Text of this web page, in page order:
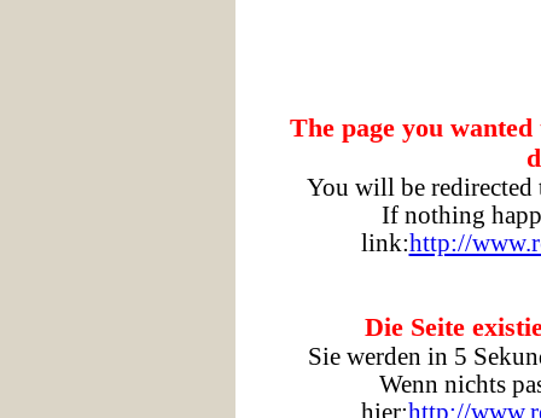
The page you
You will be redirected
If nothing
link:http://
Die Seite
Sie werden in 5
Wenn nichts
hier:http://